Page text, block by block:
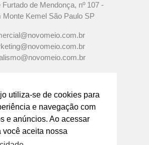
utiliza-se de cookies para
e navegação com
e anúncios. Ao acessar
você aceita nossa
de Mendonça, nº 107 -
Monte Kemel São Paulo SP
AS NOSSAS REDES
SOCIAIS